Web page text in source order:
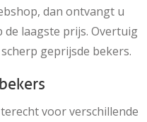
dan ontvangt u
laagste prijs. Overtuig
geprijsde bekers.
voor verschillende